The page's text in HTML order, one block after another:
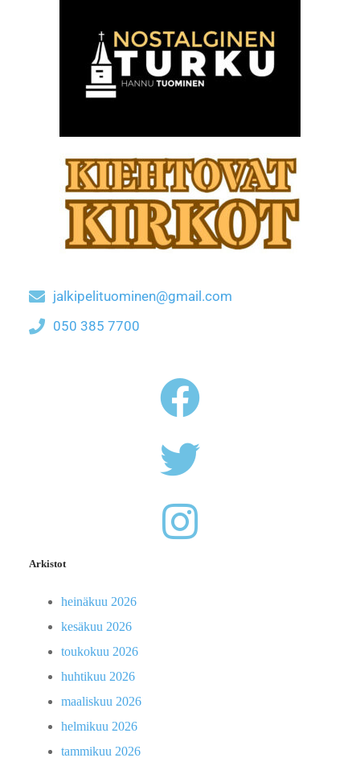
jalkipelituominen@gmail.com
050 385 7700
Arkistot
heinäkuu 2026
kesäkuu 2026
toukokuu 2026
huhtikuu 2026
maaliskuu 2026
helmikuu 2026
tammikuu 2026